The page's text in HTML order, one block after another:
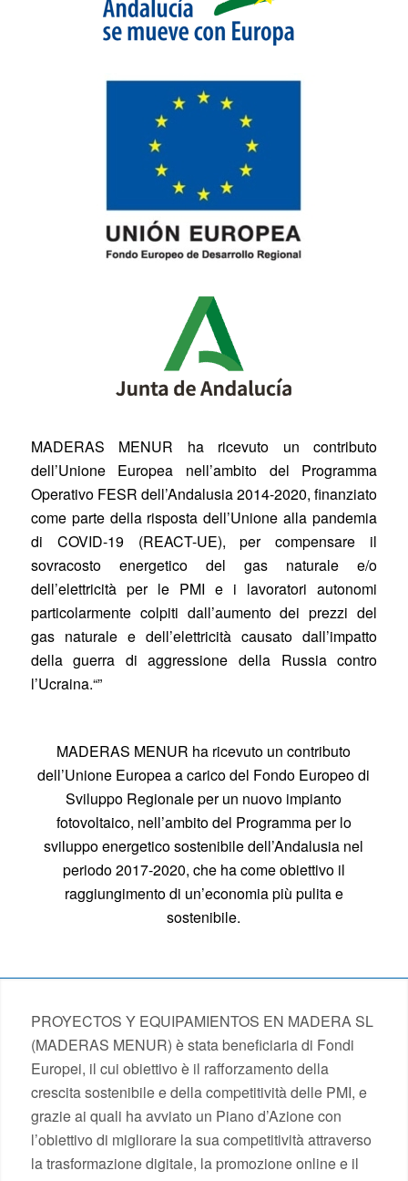
MADERAS MENUR ha ricevuto un contributo
dell’Unione Europea nell’ambito del Programma
Operativo FESR dell’Andalusia 2014-2020, finanziato
come parte della risposta dell’Unione alla pandemia
di COVID-19 (REACT-UE), per compensare il
sovracosto energetico del gas naturale e/o
dell’elettricità per le PMI e i lavoratori autonomi
particolarmente colpiti dall’aumento dei prezzi del
gas naturale e dell’elettricità causato dall’impatto
della guerra di aggressione della Russia contro
l’Ucraina.“”
MADERAS MENUR ha ricevuto un contributo
dell’Unione Europea a carico del Fondo Europeo di
Sviluppo Regionale per un nuovo impianto
fotovoltaico, nell’ambito del Programma per lo
sviluppo energetico sostenibile dell’Andalusia nel
periodo 2017-2020, che ha come obiettivo il
raggiungimento di un’economia più pulita e
sostenibile.
PROYECTOS Y EQUIPAMIENTOS EN MADERA SL
(MADERAS MENUR) è stata beneficiaria di Fondi
Europei, il cui obiettivo è il rafforzamento della
crescita sostenibile e della competitività delle PMI, e
grazie ai quali ha avviato un Piano d’Azione con
l’obiettivo di migliorare la sua competitività attraverso
la trasformazione digitale, la promozione online e il